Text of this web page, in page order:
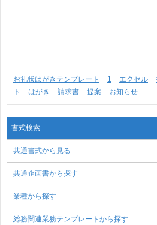
お礼状はがきテンプレート 1 エクセル
ト
はがき 請求書 提案 お知らせ
書式検索
共通書式から見る
共通企画書から探す
業種から探す
総務関連業務テンプレートから探す